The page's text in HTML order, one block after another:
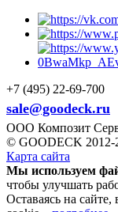
+7 (495) 22-69-700
sale@goodeck.ru
ООО Композит
© GOODECK 2012-
Карта сайта
Мы используем
чтобы улучшать
Оставаясь на